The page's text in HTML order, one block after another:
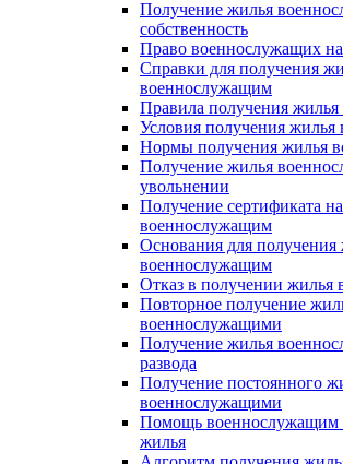
Получение жилья
собственность
Право военнослужащих
Справки для получения
военнослужащим
Правила получения
Условия получения
Нормы получения жилья
Получение жилья
увольнении
Получение сертификата
военнослужащим
Основания для получения
военнослужащим
Отказ в получении жилья
Повторное получение
военнослужащими
Получение жилья
развода
Получение постоянного
военнослужащими
Помощь военнослужащим
жилья